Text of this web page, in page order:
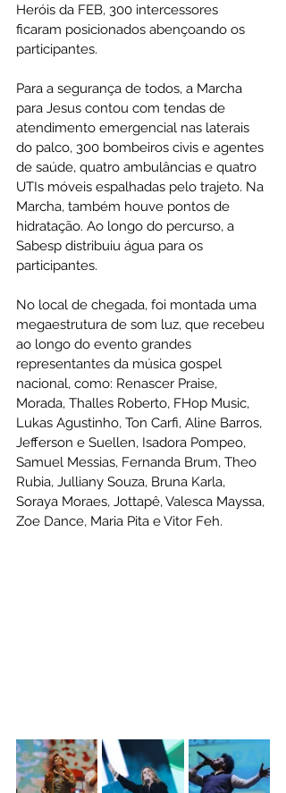
Heróis da FEB, 300 intercessores
ficaram posicionados abençoando os
participantes.
Para a segurança de todos, a Marcha
para Jesus contou com tendas de
atendimento emergencial nas laterais
do palco, 300 bombeiros civis e agentes
de saúde, quatro ambulâncias e quatro
UTIs móveis espalhadas pelo trajeto. Na
Marcha, também houve pontos de
hidratação. Ao longo do percurso, a
Sabesp distribuiu água para os
participantes.
No local de chegada, foi montada uma
megaestrutura de som luz, que recebeu
ao longo do evento grandes
representantes da música gospel
nacional, como: Renascer Praise,
Morada, Thalles Roberto, FHop Music,
Lukas Agustinho, Ton Carfi, Aline Barros,
Jefferson e Suellen, Isadora Pompeo,
Samuel Messias, Fernanda Brum, Theo
Rubia, Julliany Souza, Bruna Karla,
Soraya Moraes, Jottapê, Valesca Mayssa,
Zoe Dance, Maria Pita e Vitor Feh.